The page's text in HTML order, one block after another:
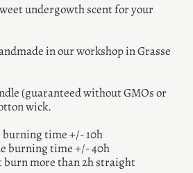
undergowth scent for your
in our workshop in Grasse
(guaranteed without GMOs or
wick.
burning time +/- 10h
burning time +/- 40h
burn more than 2h straight